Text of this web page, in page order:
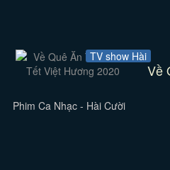
TV show Hài
Về
Phim Ca Nhạc - Hài Cười